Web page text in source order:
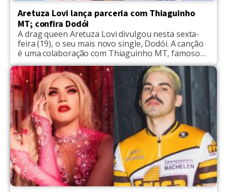
Aretuza Lovi lança parceria com Thiaguinho
MT; confira Dodói
A drag queen Aretuza Lovi divulgou nesta sexta-
feira (19), o seu mais novo single, Dodói. A canção
é uma colaboração com Thiaguinho MT, famoso
pela composição de Tudo Ok. Dodói é assinada
pelo trio Dogz, grupo formado pelos
compositores Pablo Bispo, Ruxell e Sérgio Santos.
Já a produção musica ficou por conta de Noize
Men, […]